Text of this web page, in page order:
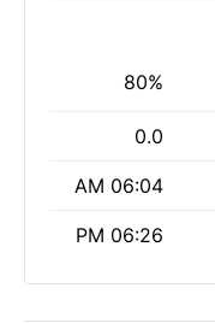
80%
0.0
06:04 AM
06:26 PM